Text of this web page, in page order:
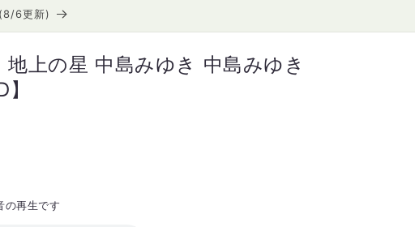
6更新)
地上の星 中島みゆき 中島みゆき
の再生です